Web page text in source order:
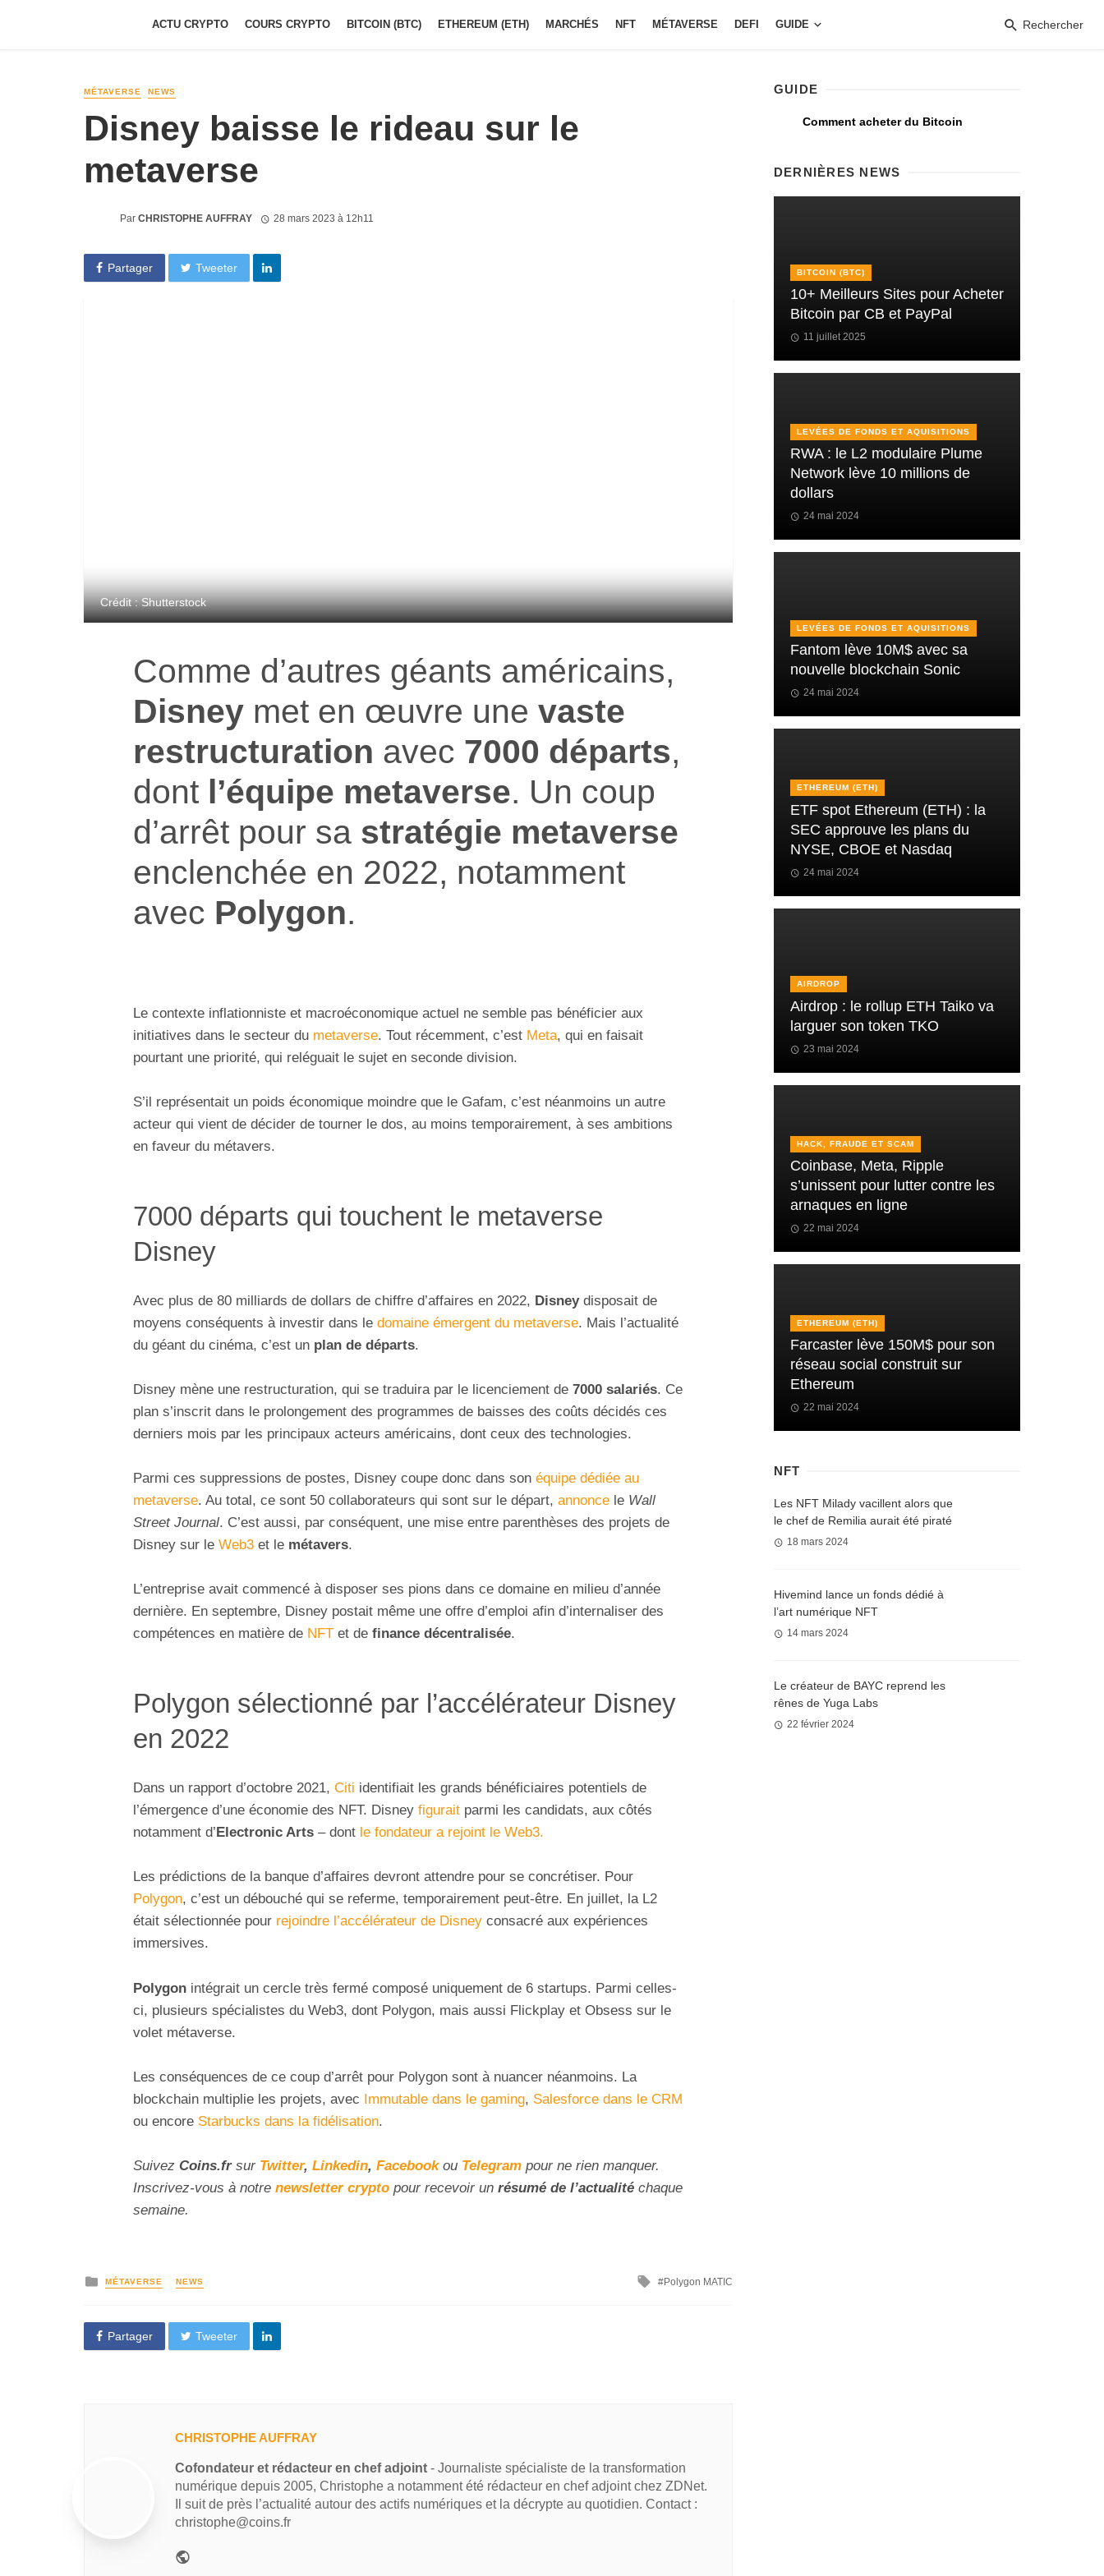
ACTU CRYPTO COURS CRYPTO BITCOIN (BTC) ETHEREUM (ETH) MARCHÉS NFT MÉTAVERSE DEFI GUIDE Rechercher
MÉTAVERSE NEWS
Disney baisse le rideau sur le
metaverse
Par CHRISTOPHE AUFFRAY 28 mars 2023 à 12h11
Partager Tweeter
Crédit : Shutterstock
Comme d’autres géants américains,
Disney met en œuvre une vaste
restructuration avec 7000 départs,
dont l’équipe metaverse. Un coup
d’arrêt pour sa stratégie metaverse
enclenchée en 2022, notamment
avec Polygon.
Le contexte inflationniste et macroéconomique actuel ne semble pas bénéficier aux
initiatives dans le secteur du metaverse. Tout récemment, c’est Meta, qui en faisait
pourtant une priorité, qui reléguait le sujet en seconde division.
S’il représentait un poids économique moindre que le Gafam, c’est néanmoins un autre
acteur qui vient de décider de tourner le dos, au moins temporairement, à ses ambitions
en faveur du métavers.
7000 départs qui touchent le metaverse
Disney
Avec plus de 80 milliards de dollars de chiffre d’affaires en 2022, Disneydisposait de
moyens conséquents à investir dans le domaine émergent du metaverse. Mais l’actualité
du géant du cinéma, c’est un plan de départs.
Disney mène une restructuration, qui se traduira par le licenciement de 7000 salariés. Ce
plan s’inscrit dans le prolongement des programmes de baisses des coûts décidés ces
derniers mois par les principaux acteurs américains, dont ceux des technologies.
Parmi ces suppressions de postes, Disney coupe donc dans son équipe dédiée au
metaverse. Au total, ce sont 50 collaborateurs qui sont sur le départ, annonce le Wall
Street Journal. C’est aussi, par conséquent, une mise entre parenthèses des projets de
Disney sur le Web3 et le métavers.
L’entreprise avait commencé à disposer ses pions dans ce domaine en milieu d’année
dernière. En septembre, Disney postait même une offre d’emploi afin d’internaliser des
compétences en matière de NFT et de finance décentralisée.
Polygon sélectionné par l’accélérateur Disney
en 2022
Dans un rapport d’octobre 2021, Citi identifiait les grands bénéficiaires potentiels de
l’émergence d’une économie des NFT. Disney figurait parmi les candidats, aux côtés
notamment d’ Electronic Arts – dont le fondateur a rejoint le Web3.
Les prédictions de la banque d’affaires devront attendre pour se concrétiser. Pour
Polygon, c’est un débouché qui se referme, temporairement peut-être. En juillet, la L2
était sélectionnée pour rejoindre l’accélérateur de Disney consacré aux expériences
immersives.
Polygon intégrait un cercle très fermé composé uniquement de 6 startups. Parmi celles-
ci, plusieurs spécialistes du Web3, dont Polygon, mais aussi Flickplay et Obsess sur le
volet métaverse.
Les conséquences de ce coup d’arrêt pour Polygon sont à nuancer néanmoins. La
blockchain multiplie les projets, avec Immutable dans le gaming, Salesforce dans le CRM
ou encore Starbucks dans la fidélisation.
Suivez Coins.fr sur Twitter, Linkedin, Facebookou Telegram pour ne rien manquer.
Inscrivez-vous à notre newsletter crypto pour recevoir un résumé de l’actualité chaque
semaine.
MÉTAVERSE NEWS Polygon MATIC
Partager Tweeter
CHRISTOPHE AUFFRAY
Cofondateur et rédacteur en chef adjoint - Journaliste spécialiste de la transformation
numérique depuis 2005, Christophe a notamment été rédacteur en chef adjoint chez ZDNet.
Il suit de près l’actualité autour des actifs numériques et la décrypte au quotidien. Contact :
christophe@coins.fr
GUIDE
Comment acheter du Bitcoin
DERNIÈRES NEWS
BITCOIN (BTC)
10+ Meilleurs Sites pour Acheter
Bitcoin par CB et PayPal
11 juillet 2025
LEVÉES DE FONDS ET AQUISITIONS
RWA : le L2 modulaire Plume
Network lève 10 millions de
dollars
24 mai 2024
LEVÉES DE FONDS ET AQUISITIONS
Fantom lève 10M$ avec sa
nouvelle blockchain Sonic
24 mai 2024
ETHEREUM (ETH)
ETF spot Ethereum (ETH) : la
SEC approuve les plans du
NYSE, CBOE et Nasdaq
24 mai 2024
AIRDROP
Airdrop : le rollup ETH Taiko va
larguer son token TKO
23 mai 2024
HACK, FRAUDE ET SCAM
Coinbase, Meta, Ripple
s’unissent pour lutter contre les
arnaques en ligne
22 mai 2024
ETHEREUM (ETH)
Farcaster lève 150M$ pour son
réseau social construit sur
Ethereum
22 mai 2024
NFT
Les NFT Milady vacillent alors que
le chef de Remilia aurait été piraté
18 mars 2024
Hivemind lance un fonds dédié à
l’art numérique NFT
14 mars 2024
Le créateur de BAYC reprend les
rênes de Yuga Labs
22 février 2024